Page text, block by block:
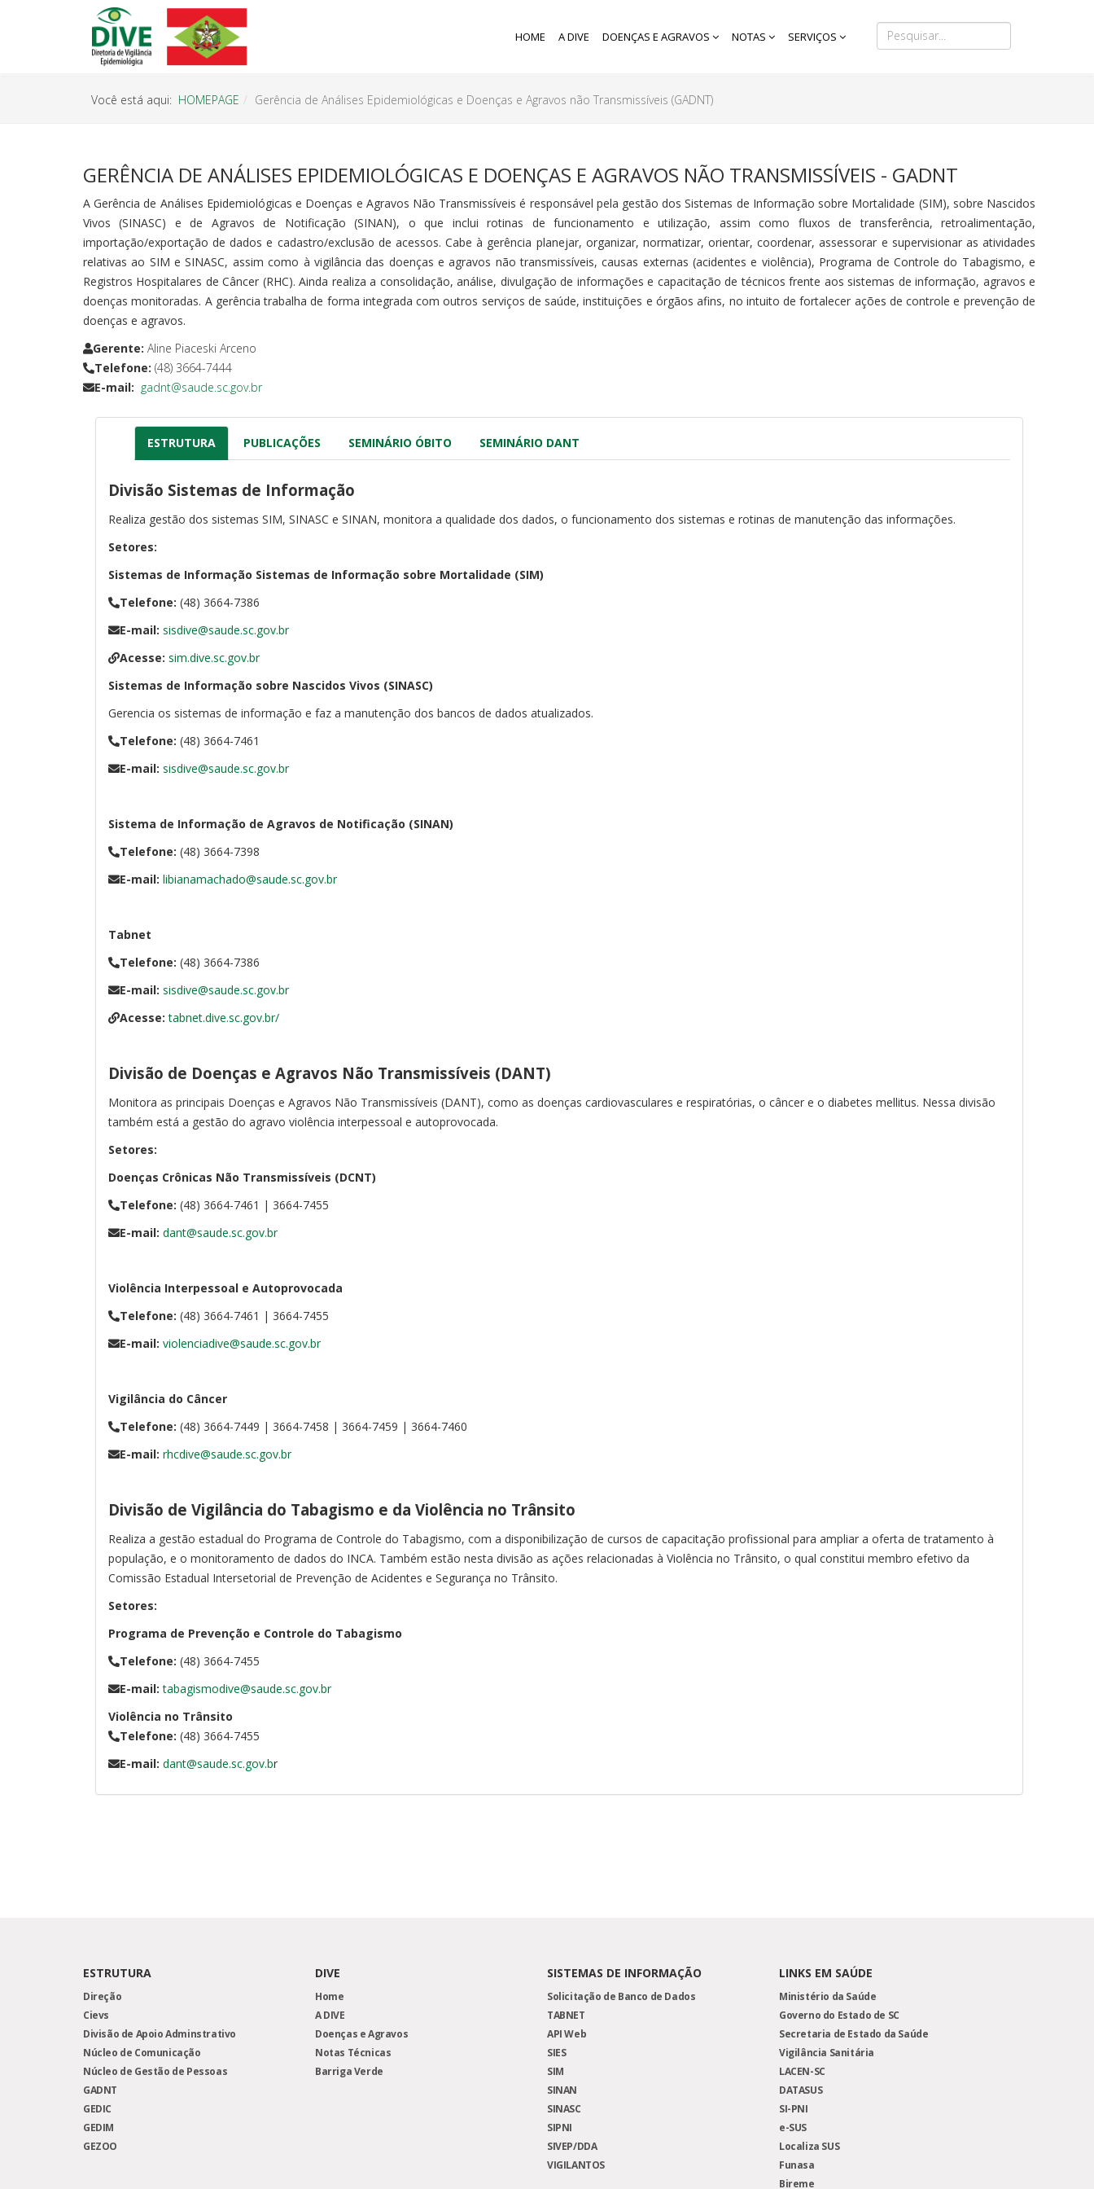
HOME A DIVE DOENÇAS E AGRAVOS NOTAS SERVIÇOS
Você está aqui: HOMEPAGE Gerência de Análises Epidemiológicas e Doenças e Agravos não Transmissíveis (GADNT)
GERÊNCIA DE ANÁLISES EPIDEMIOLÓGICAS E DOENÇAS E AGRAVOS NÃO TRANSMISSÍVEIS - GADNT
A Gerência de Análises Epidemiológicas e Doenças e Agravos Não Transmissíveis é responsável pela gestão dos Sistemas de Informação sobre Mortalidade (SIM), sobre Nascidos
Vivos (SINASC) e de Agravos de Notificação (SINAN), o que inclui rotinas de funcionamento e utilização, assim como fluxos de transferência, retroalimentação,
importação/exportação de dados e cadastro/exclusão de acessos. Cabe à gerência planejar, organizar, normatizar, orientar, coordenar, assessorar e supervisionar as atividades
relativas ao SIM e SINASC, assim como à vigilância das doenças e agravos não transmissíveis, causas externas (acidentes e violência), Programa de Controle do Tabagismo, e
Registros Hospitalares de Câncer (RHC). Ainda realiza a consolidação, análise, divulgação de informações e capacitação de técnicos frente aos sistemas de informação, agravos e
doenças monitoradas. A gerência trabalha de forma integrada com outros serviços de saúde, instituições e órgãos afins, no intuito de fortalecer ações de controle e prevenção de
doenças e agravos.
Gerente: Aline Piaceski Arceno
Telefone: (48) 3664-7444
E-mail: gadnt@saude.sc.gov.br
ESTRUTURA PUBLICAÇÕES SEMINÁRIO ÓBITO SEMINÁRIO DANT
Divisão Sistemas de Informação
Realiza gestão dos sistemas SIM, SINASC e SINAN, monitora a qualidade dos dados, o funcionamento dos sistemas e rotinas de manutenção das informações.
Setores:
Sistemas de Informação Sistemas de Informação sobre Mortalidade (SIM)
Telefone: (48) 3664-7386
E-mail: sisdive@saude.sc.gov.br
Acesse: sim.dive.sc.gov.br
Sistemas de Informação sobre Nascidos Vivos (SINASC)
Gerencia os sistemas de informação e faz a manutenção dos bancos de dados atualizados.
Telefone: (48) 3664-7461
E-mail: sisdive@saude.sc.gov.br
Sistema de Informação de Agravos de Notificação (SINAN)
Telefone: (48) 3664-7398
E-mail: libianamachado@saude.sc.gov.br
Tabnet
Telefone: (48) 3664-7386
E-mail: sisdive@saude.sc.gov.br
Acesse: tabnet.dive.sc.gov.br/
Divisão de Doenças e Agravos Não Transmissíveis (DANT)
Monitora as principais Doenças e Agravos Não Transmissíveis (DANT), como as doenças cardiovasculares e respiratórias, o câncer e o diabetes mellitus. Nessa divisão
também está a gestão do agravo violência interpessoal e autoprovocada.
Setores:
Doenças Crônicas Não Transmissíveis (DCNT)
Telefone: (48) 3664-7461 | 3664-7455
E-mail: dant@saude.sc.gov.br
Violência Interpessoal e Autoprovocada
Telefone: (48) 3664-7461 | 3664-7455
E-mail: violenciadive@saude.sc.gov.br
Vigilância do Câncer
Telefone: (48) 3664-7449 | 3664-7458 | 3664-7459 | 3664-7460
E-mail: rhcdive@saude.sc.gov.br
Divisão de Vigilância do Tabagismo e da Violência no Trânsito
Realiza a gestão estadual do Programa de Controle do Tabagismo, com a disponibilização de cursos de capacitação profissional para ampliar a oferta de tratamento à
população, e o monitoramento de dados do INCA. Também estão nesta divisão as ações relacionadas à Violência no Trânsito, o qual constitui membro efetivo da
Comissão Estadual Intersetorial de Prevenção de Acidentes e Segurança no Trânsito.
Setores:
Programa de Prevenção e Controle do Tabagismo
Telefone: (48) 3664-7455
E-mail: tabagismodive@saude.sc.gov.br
Violência no Trânsito
Telefone: (48) 3664-7455
E-mail: dant@saude.sc.gov.br
ESTRUTURA
Direção
Cievs
Divisão de Apoio Adminstrativo
Núcleo de Comunicação
Núcleo de Gestão de Pessoas
GADNT
GEDIC
GEDIM
GEZOO
DIVE
Home
A DIVE
Doenças e Agravos
Notas Técnicas
Barriga Verde
SISTEMAS DE INFORMAÇÃO
Solicitação de Banco de Dados
TABNET
API Web
SIES
SIM
SINAN
SINASC
SIPNI
SIVEP/DDA
VIGILANTOS
LINKS EM SAÚDE
Ministério da Saúde
Governo do Estado de SC
Secretaria de Estado da Saúde
Vigilância Sanitária
LACEN-SC
DATASUS
SI-PNI
e-SUS
Localiza SUS
Funasa
Bireme